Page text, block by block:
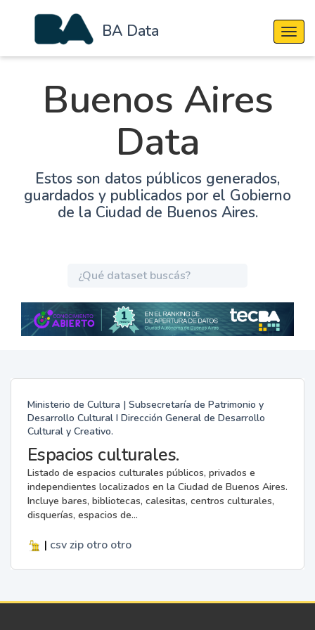
BA Data
Buenos Aires
Data
Estos son datos públicos generados,
guardados y publicados por el Gobierno
de la Ciudad de Buenos Aires.
Ministerio de Cultura | Subsecretaría de Patrimonio y
Desarrollo Cultural I Dirección General de Desarrollo
Cultural y Creativo.
Espacios culturales.
Listado de espacios culturales públicos, privados e
independientes localizados en la Ciudad de Buenos Aires.
Incluye bares, bibliotecas, calesitas, centros culturales,
disquerías, espacios de...
| csv zip otro otro